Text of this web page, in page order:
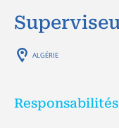
ALGÉRIE
Responsabilités